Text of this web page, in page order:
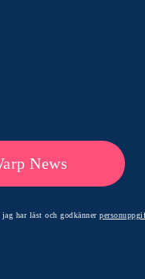
News
jag har läst och godkänner